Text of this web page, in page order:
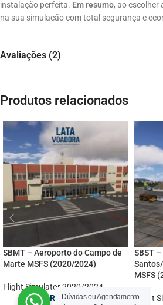
instalação perfeita. Em resumo, ao escolher
na sua simulação com total segurança e
Avaliações (2)
Produtos relacionados
SBMT – Aeroporto do Campo de
Marte MSFS (2020/2024)
Flight Simulator 2020/2024
R$
39,00
SBST
MSFS
Flight
Dúvidas ou Agendamento